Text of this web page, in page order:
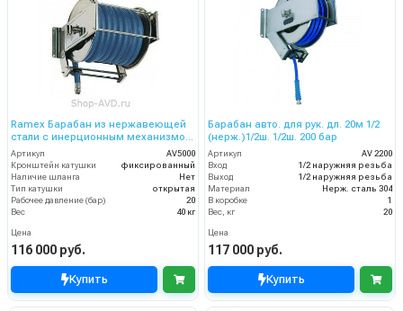
Ramex Барабан из нержавеющей
стали с инерционным механизмом
AV 5000
Артикул
AV5000
Кронштейн катушки
фиксированный
Наличие шланга
Нет
Тип катушки
открытая
Рабочее давление (бар)
20
Вес
40 кг
Цена
116 000 руб.
Купить
Барабан авто. для рук. дл. 20м 1/2
(нерж.)1/2ш. 1/2ш. 200 бар
Артикул
AV 2200
Вход
1/2 наружняя резьба
Выход
1/2 наружняя резьба
Материал
Нерж. сталь 304
В коробке
1
Вес, кг
20
Цена
117 000 руб.
Купить